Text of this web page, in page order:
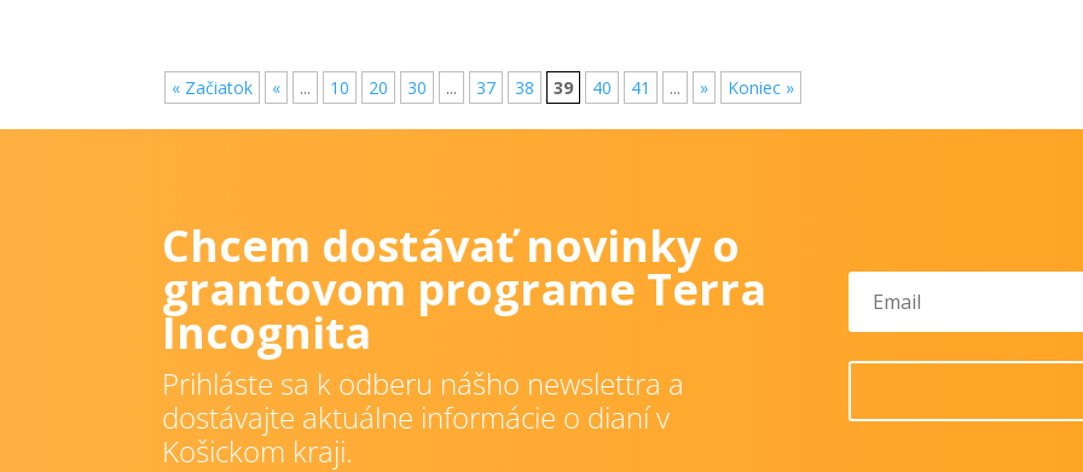
« Začiatok « ... 10 20 30 ... 37 38 39 40 41 ... » Koniec »
Chcem dostávať novinky o
grantovom programe Terra
Incognita
Prihláste sa k odberu nášho newslettra a
dostávajte aktuálne informácie o dianí v
Košickom kraji.